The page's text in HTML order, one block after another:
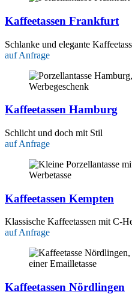
Kaffeetassen Frankfurt
Schlanke und elegante
auf Anfrage
Kaffeetassen Hamburg
Schlicht und doch mit Stil
auf Anfrage
Kaffeetassen Kempten
Klassische Kaffeetassen mit C-
auf Anfrage
Kaffeetassen Nördlingen